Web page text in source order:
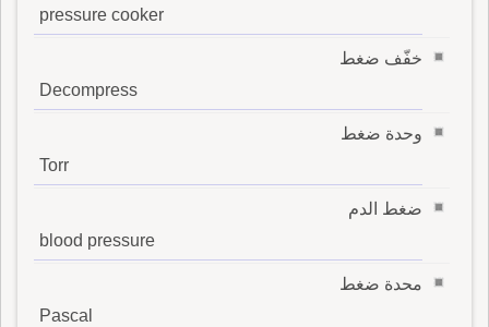
pressure cooker
خفّف ضغط
Decompress
وحدة ضغط
Torr
ضغط الدم
blood pressure
محدة ضغط
Pascal